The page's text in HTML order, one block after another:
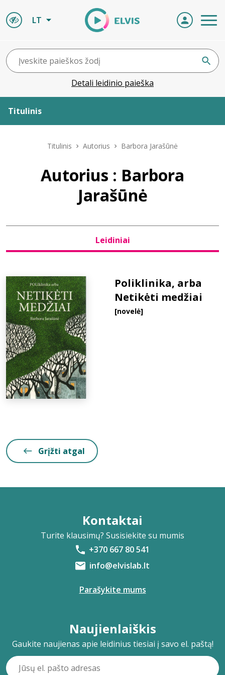
LT
Detali leidinio paieška
Titulinis
Naujienos
Bibliotekoms
D.U.K.
Titulinis Autorius Barbora Jarašūnė
Autorius : Barbora
Jarašūnė
Leidiniai
Poliklinika, arba
Netikėti medžiai
[novelė]
Grįžti atgal
Kontaktai
Turite klausimų? Susisiekite su mumis
+370 667 80 541
info@elvislab.lt
Parašykite mums
Naujienlaiškis
Gaukite naujienas apie leidinius tiesiai į savo el. paštą!